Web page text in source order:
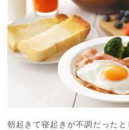
朝起きて寝起きが不調だった